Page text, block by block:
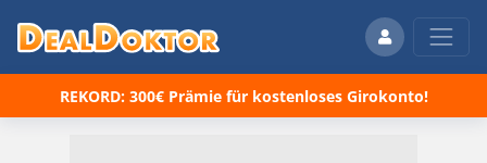
REKORD: 300€ Prämie für kostenloses Girokonto!